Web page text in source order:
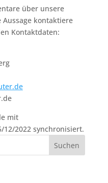
über unsere
kontaktiere
Kontaktdaten:
mit
12/2022 synchronisiert.